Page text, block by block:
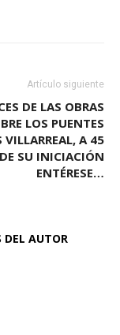
Artículo siguiente
DE LAS OBRAS
LOS PUENTES
VILLARREAL, A 45
SU INICIACIÓN
ENTÉRESE…
DEL AUTOR